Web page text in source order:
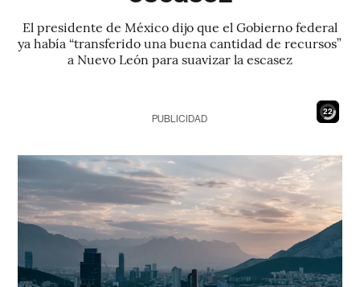
El presidente de México dijo que el Gobierno federal
ya había “transferido una buena cantidad de recursos”
a Nuevo León para suavizar la escasez
21
PUBLICIDAD